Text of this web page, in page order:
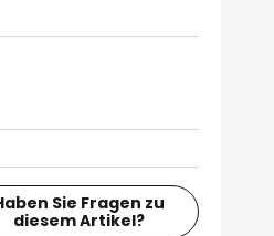
Sie Fragen zu
diesem Artikel?